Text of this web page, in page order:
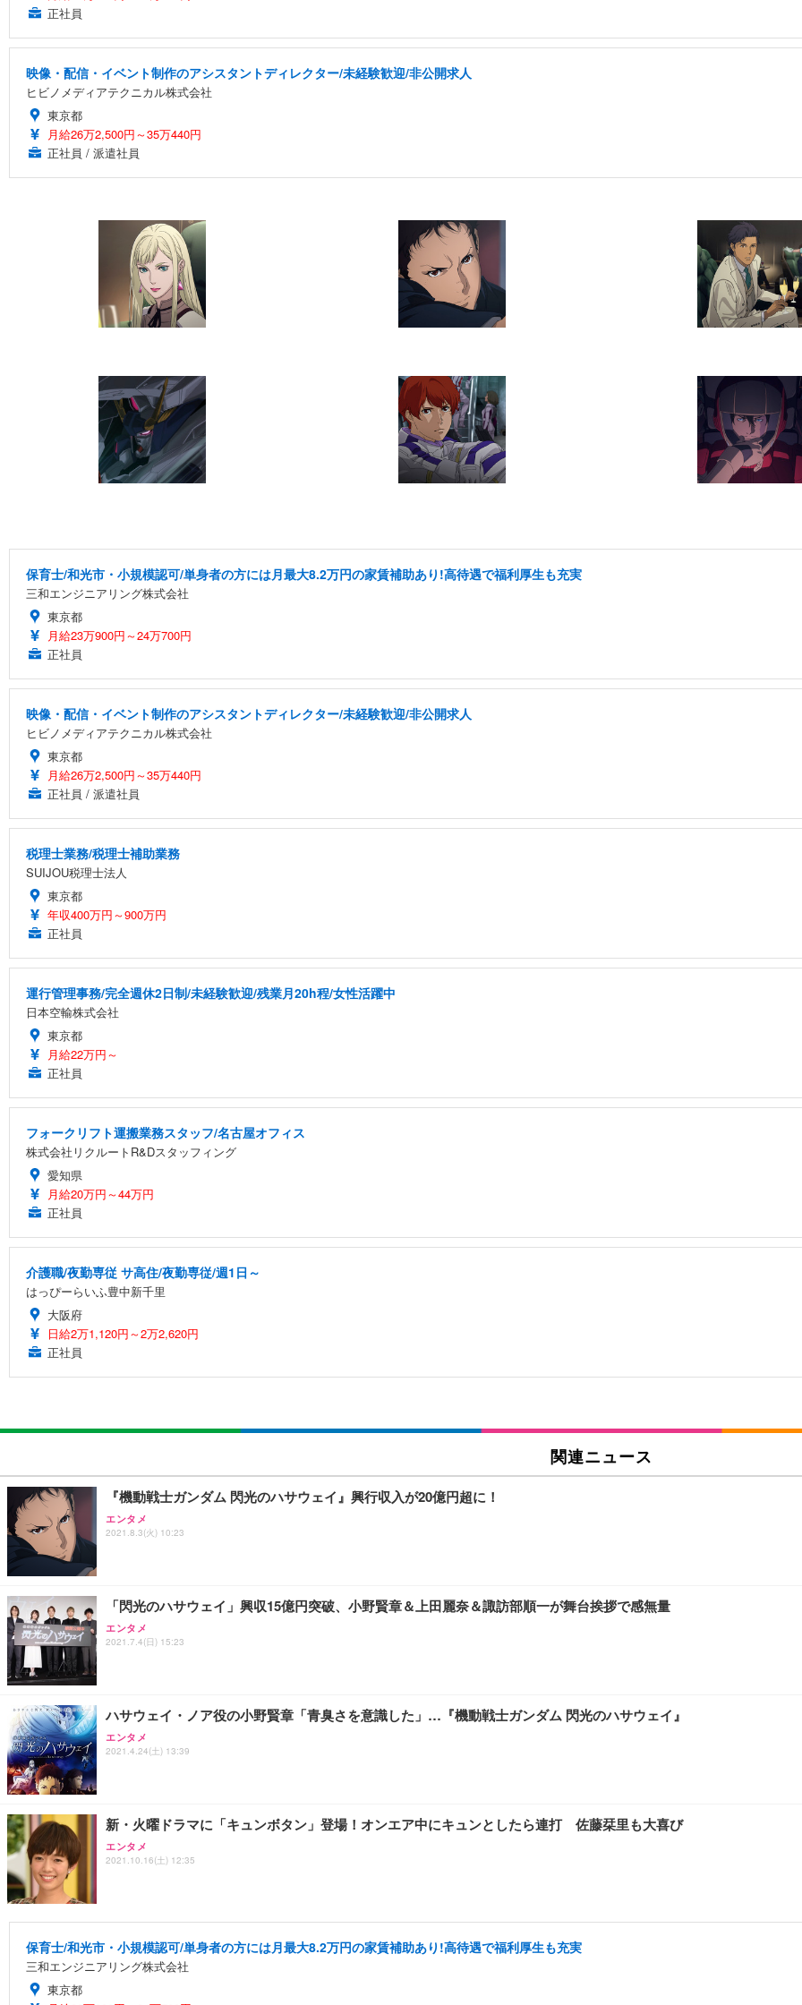
正社員
映像・配信・イベント制作のアシスタントディレクター/未経験歓迎/非公開求人
ヒビノメディアテクニカル株式会社
東京都
月給26万2,500円～35万440円
正社員 / 派遣社員
保育士/和光市・小規模認可/単身者の方には月最大8.2万円の家賃補助あり!高待遇で福利厚生も充実
三和エンジニアリング株式会社
東京都
月給23万900円～24万700円
正社員
映像・配信・イベント制作のアシスタントディレクター/未経験歓迎/非公開求人
ヒビノメディアテクニカル株式会社
東京都
月給26万2,500円～35万440円
正社員 / 派遣社員
税理士業務/税理士補助業務
SUIJOU税理士法人
東京都
年収400万円～900万円
正社員
運行管理事務/完全週休2日制/未経験歓迎/残業月20h程/女性活躍中
日本空輸株式会社
東京都
月給22万円～
正社員
フォークリフト運搬業務スタッフ/名古屋オフィス
株式会社リクルートR&Dスタッフィング
愛知県
月給20万円～44万円
正社員
介護職/夜勤専従 サ高住/夜勤専従/週1日～
はっぴーらいふ豊中新千里
大阪府
日給2万1,120円～2万2,620円
正社員
関連ニュース
『機動戦士ガンダム 閃光のハサウェイ』興行収入が20億円超に！
エンタメ
2021.8.3(火) 10:23
「閃光のハサウェイ」興収15億円突破、小野賢章＆上田麗奈＆諏訪部順一が舞台挨拶で感無量
エンタメ
2021.7.4(日) 15:23
ハサウェイ・ノア役の小野賢章「青臭さを意識した」…『機動戦士ガンダム 閃光のハサウェイ』
エンタメ
2021.4.24(土) 13:39
新・火曜ドラマに「キュンボタン」登場！オンエア中にキュンとしたら連打 佐藤栞里も大喜び
エンタメ
2021.10.16(土) 12:35
保育士/和光市・小規模認可/単身者の方には月最大8.2万円の家賃補助あり!高待遇で福利厚生も充実
三和エンジニアリング株式会社
東京都